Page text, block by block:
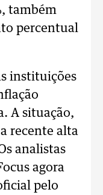
também
percentual
instituições
A situação,
recente alta
analistas
agora
pelo